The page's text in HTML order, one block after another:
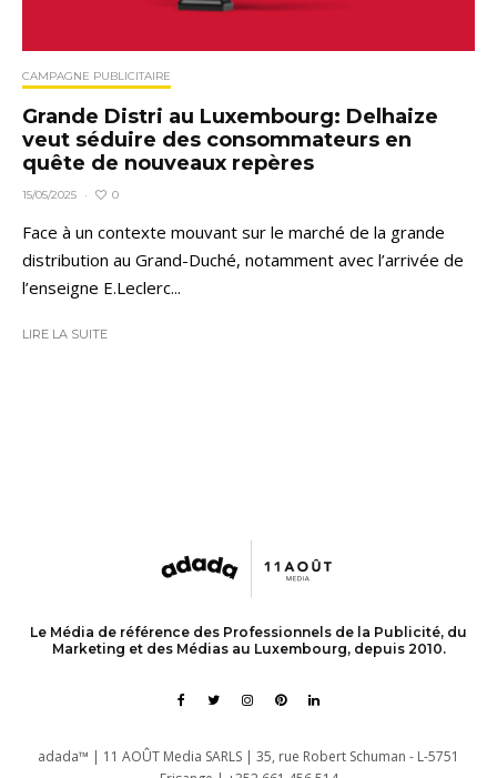
CAMPAGNE PUBLICITAIRE
Grande Distri au Luxembourg: Delhaize
veut séduire des consommateurs en
quête de nouveaux repères
15/05/2025 · 0
Face à un contexte mouvant sur le marché de la grande
distribution au Grand-Duché, notamment avec l’arrivée de
l’enseigne E.Leclerc...
LIRE LA SUITE
Le Média de référence des Professionnels de la Publicité, du
Marketing et des Médias au Luxembourg, depuis 2010.
adada™ | 11 AOÛT Media SARLS | 35, rue Robert Schuman - L-5751